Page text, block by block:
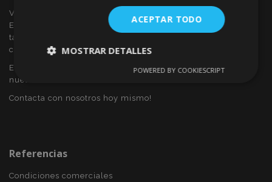
VTVAUTO es distribuidor y proveedor al por mayor en
Europa, de accesorios de automóvil, tales como:
tapacubos, derivabrisas, fundas para asientos, alfombrillas,
cubiertas cromadas, marcos, etc.
Eres interesado en dropshipping o deseas convertirte en
nuestro socio?
Contacta con nosotros hoy mismo!
Referencias
Condiciones comerciales
ACEPTAR TODO
MOSTRAR DETALLES
necesarias
Cookies de
preferencias
POWERED BY COOKIESCRIPT